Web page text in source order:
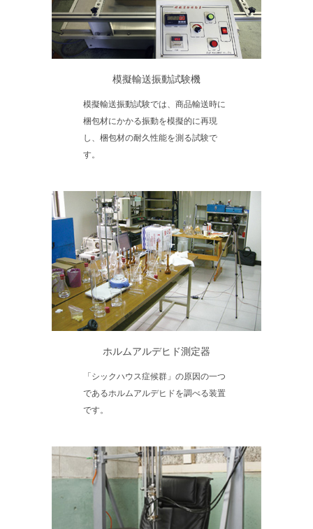
模擬輸送振動試験機
模擬輸送振動試験では、商品輸送時に
梱包材にかかる振動を模擬的に再現
し、梱包材の耐久性能を測る試験で
す。
ホルムアルデヒド測定器
「シックハウス症候群」の原因の一つ
であるホルムアルデヒドを調べる装置
です。